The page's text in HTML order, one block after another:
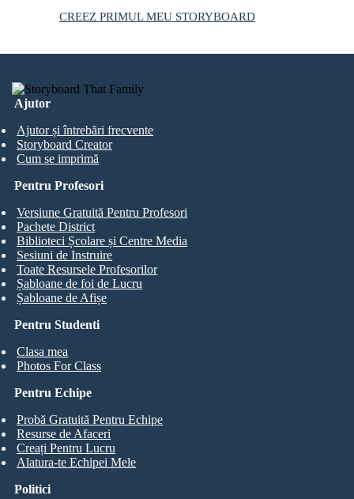
CREEZ PRIMUL MEU STORYBOARD
Ajutor
Ajutor și întrebări frecvente
Storyboard Creator
Cum se imprimă
Pentru Studenti
Clasa mea
Photos For Class
Pentru Profesori
Versiune Gratuită Pentru Profesori
Pachete District
Biblioteci Școlare și Centre Media
Sesiuni de Instruire
Toate Resursele Profesorilor
Șabloane de foi de Lucru
Șabloane de Afișe
Pentru Echipe
Probă Gratuită Pentru Echipe
Resurse de Afaceri
Creați Pentru Lucru
Alatura-te Echipei Mele
Politici